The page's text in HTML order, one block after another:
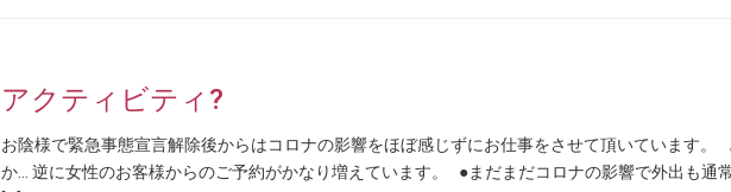
アクティビティ?
お陰様で緊急事態宣言解除後からはコロナの影響をほぼ感じずにお仕事をさせて頂いています。
か… 逆に女性のお客様からのご予約がかなり増えています。 ●まだまだコロナの影響で外出も通